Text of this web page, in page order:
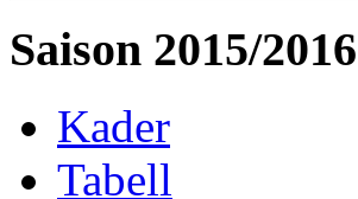
Saison 2015/2016
Kader
Tabell